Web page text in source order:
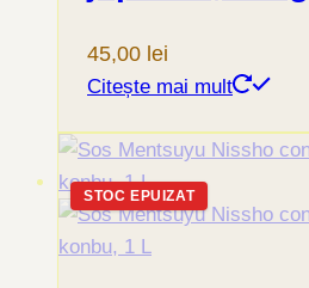
45,00 lei
Citește mai mult
STOC EPUIZAT